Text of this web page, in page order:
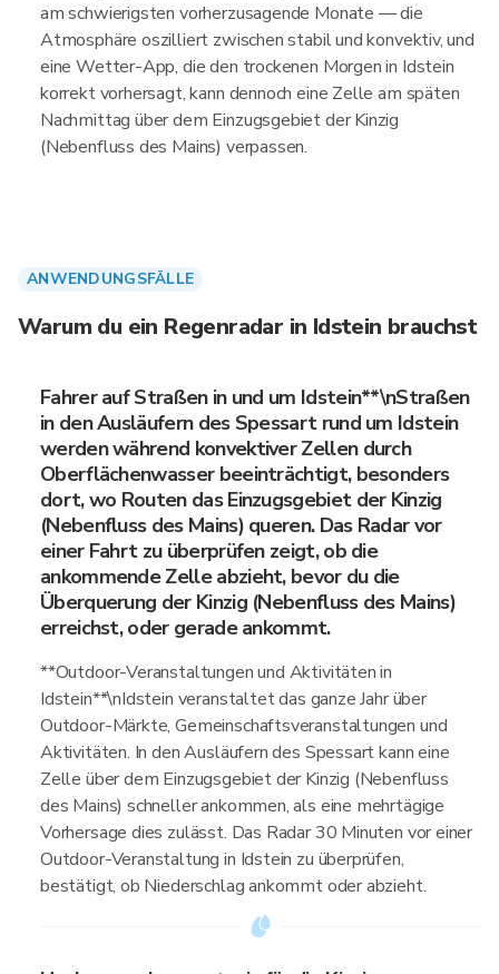
am schwierigsten vorherzusagende Monate — die
Atmosphäre oszilliert zwischen stabil und konvektiv, und
eine Wetter-App, die den trockenen Morgen in Idstein
korrekt vorhersagt, kann dennoch eine Zelle am späten
Nachmittag über dem Einzugsgebiet der Kinzig
(Nebenfluss des Mains) verpassen.
ANWENDUNGSFÄLLE
Warum du ein Regenradar in Idstein brauchst
Fahrer auf Straßen in und um Idstein**\nStraßen
in den Ausläufern des Spessart rund um Idstein
werden während konvektiver Zellen durch
Oberflächenwasser beeinträchtigt, besonders
dort, wo Routen das Einzugsgebiet der Kinzig
(Nebenfluss des Mains) queren. Das Radar vor
einer Fahrt zu überprüfen zeigt, ob die
ankommende Zelle abzieht, bevor du die
Überquerung der Kinzig (Nebenfluss des Mains)
erreichst, oder gerade ankommt.
**Outdoor-Veranstaltungen und Aktivitäten in
Idstein**\nIdstein veranstaltet das ganze Jahr über
Outdoor-Märkte, Gemeinschaftsveranstaltungen und
Aktivitäten. In den Ausläufern des Spessart kann eine
Zelle über dem Einzugsgebiet der Kinzig (Nebenfluss
des Mains) schneller ankommen, als eine mehrtägige
Vorhersage dies zulässt. Das Radar 30 Minuten vor einer
Outdoor-Veranstaltung in Idstein zu überprüfen,
bestätigt, ob Niederschlag ankommt oder abzieht.